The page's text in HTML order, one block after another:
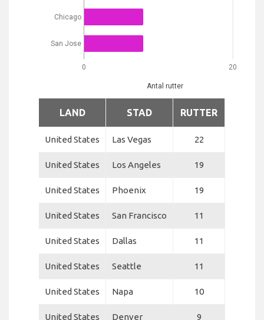
0 20
Antal rutter
Chicago
San Jose
LAND STAD RUTTER
United States Las Vegas 22
United States Los Angeles 19
United States Phoenix 19
United States San Francisco 11
United States Dallas 11
United States Seattle 11
United States Napa 10
United States Denver 9